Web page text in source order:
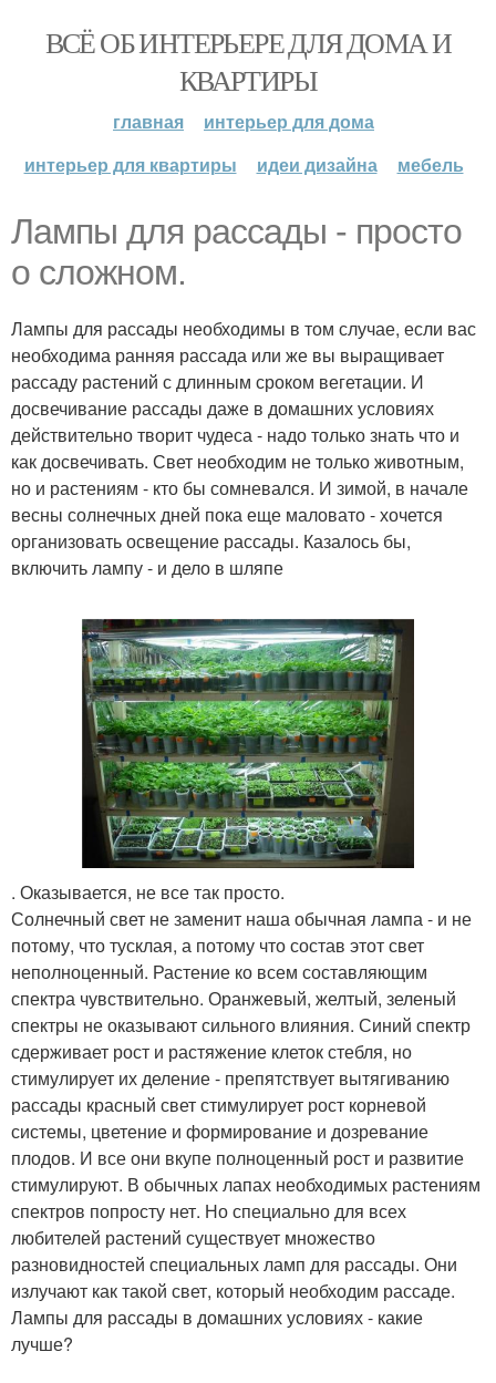
ВСЁ ОБ ИНТЕРЬЕРЕ ДЛЯ ДОМА И
КВАРТИРЫ
главная
интерьер для дома
интерьер для квартиры
идеи дизайна мебель
Лампы для рассады - просто
о сложном.
Лампы для рассады необходимы в том случае, если вас
необходима ранняя рассада или же вы выращивает
рассаду растений с длинным сроком вегетации. И
досвечивание рассады даже в домашних условиях
действительно творит чудеса - надо только знать что и
как досвечивать. Свет необходим не только животным,
но и растениям - кто бы сомневался. И зимой, в начале
весны солнечных дней пока еще маловато - хочется
организовать освещение рассады. Казалось бы,
включить лампу - и дело в шляпе
. Оказывается, не все так просто.
Солнечный свет не заменит наша обычная лампа - и не
потому, что тусклая, а потому что состав этот свет
неполноценный. Растение ко всем составляющим
спектра чувствительно. Оранжевый, желтый, зеленый
спектры не оказывают сильного влияния. Синий спектр
сдерживает рост и растяжение клеток стебля, но
стимулирует их деление - препятствует вытягиванию
рассады красный свет стимулирует рост корневой
системы, цветение и формирование и дозревание
плодов. И все они вкупе полноценный рост и развитие
стимулируют. В обычных лапах необходимых растениям
спектров попросту нет. Но специально для всех
любителей растений существует множество
разновидностей специальных ламп для рассады. Они
излучают как такой свет, который необходим рассаде.
Лампы для рассады в домашних условиях - какие
лучше?